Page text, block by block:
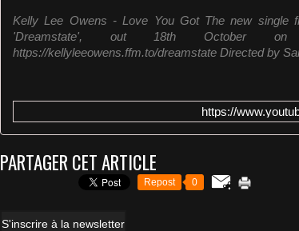
Kelly Lee Owens - Love You Got The new single
'Dreamstate', out 18th October
https://kellyleeowens.ffm.to/dreamstate Directed by
https://
PARTAGER CET ARTICLE
Repost 0
S'inscrire à la newsletter